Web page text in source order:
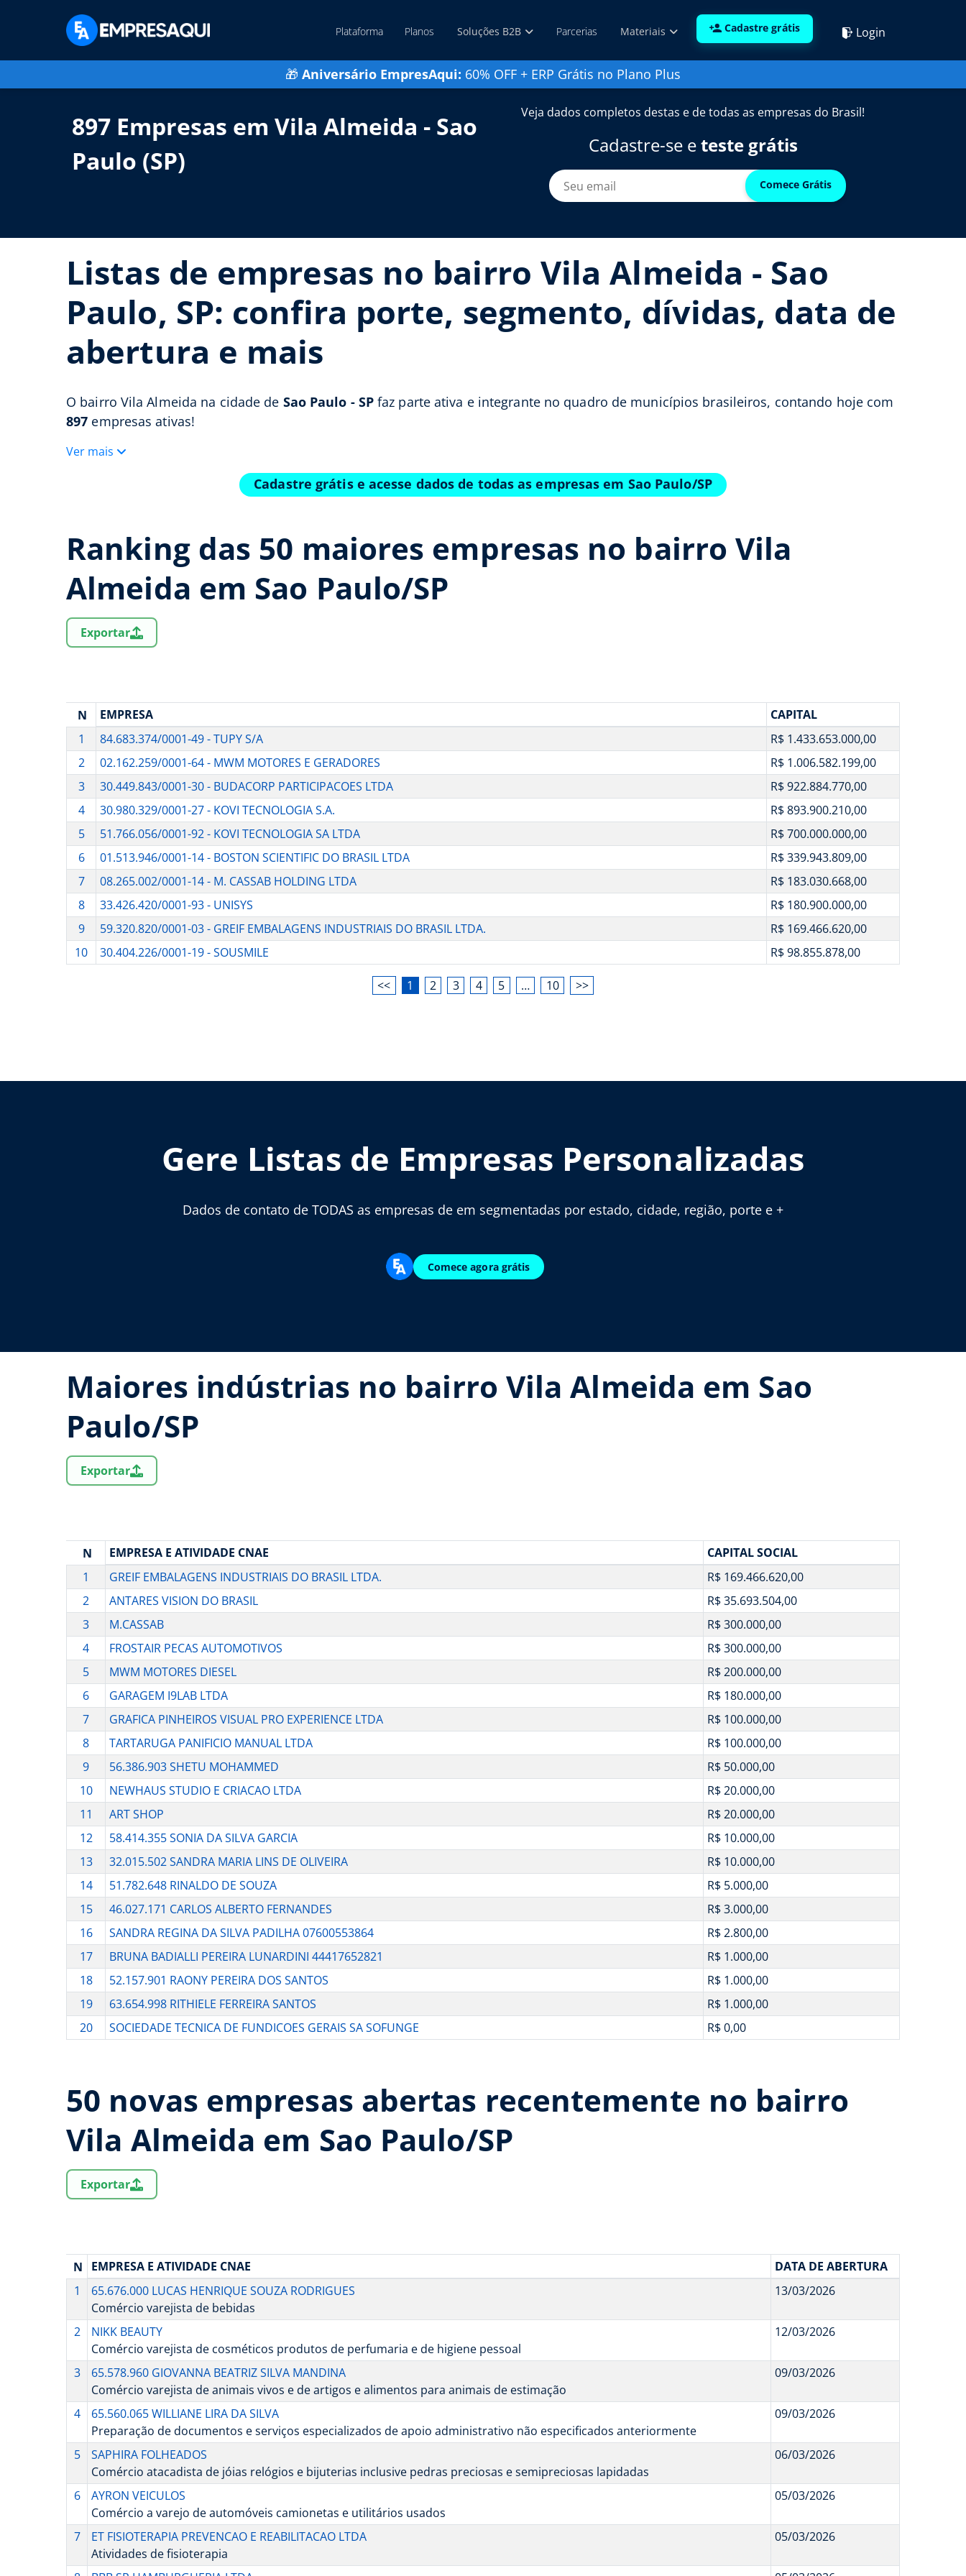
Plataforma Planos Soluções B2B Parcerias Materiais Cadastre grátis Login
🎁 Aniversário EmpresAqui: 60% OFF + ERP Grátis no Plano Plus
897 Empresas em Vila Almeida - Sao
Paulo (SP)
Veja dados completos destas e de todas as empresas do Brasil!
Cadastre-se eteste grátis
Comece Grátis
Listas de empresas no bairro Vila Almeida - Sao
Paulo, SP: confira porte, segmento, dívidas, data de
abertura e mais
O bairro Vila Almeida na cidade de Sao Paulo - SPfaz parte ativa e integrante no quadro de municípios brasileiros, contando hoje com
897 empresas ativas!
Ver mais
Cadastre grátis e acesse dados de todas as empresas em Sao Paulo/SP
Ranking das 50 maiores empresas no bairro Vila
Almeida em Sao Paulo/SP
Exportar
N EMPRESA
CAPITAL
1
84.683.374/0001-49 - TUPY S/A
R$ 1.433.653.000,00
2
02.162.259/0001-64 - MWM MOTORES E GERADORES
R$ 1.006.582.199,00
3
30.449.843/0001-30 - BUDACORP PARTICIPACOES LTDA
R$ 922.884.770,00
4
30.980.329/0001-27 - KOVI TECNOLOGIA S.A.
R$ 893.900.210,00
5
51.766.056/0001-92 - KOVI TECNOLOGIA SA LTDA
R$ 700.000.000,00
6
01.513.946/0001-14 - BOSTON SCIENTIFIC DO BRASIL LTDA
R$ 339.943.809,00
7
08.265.002/0001-14 - M. CASSAB HOLDING LTDA
R$ 183.030.668,00
8
33.426.420/0001-93 - UNISYS
R$ 180.900.000,00
9
59.320.820/0001-03 - GREIF EMBALAGENS INDUSTRIAIS DO BRASIL LTDA.
R$ 169.466.620,00
10
30.404.226/0001-19 - SOUSMILE R$ 98.855.878,00
<< 1 2 3 4 5 … 10 >>
Gere Listas de Empresas Personalizadas
Dados de contato de TODAS as empresas de em segmentadas por estado, cidade, região, porte e +
Comece agora grátis
Maiores indústrias no bairro Vila Almeida em Sao
Paulo/SP
Exportar
N EMPRESA E ATIVIDADE CNAE
CAPITAL SOCIAL
1
GREIF EMBALAGENS INDUSTRIAIS DO BRASIL LTDA.
R$ 169.466.620,00
2
ANTARES VISION DO BRASIL
R$ 35.693.504,00
3
M.CASSAB
R$ 300.000,00
4
FROSTAIR PECAS AUTOMOTIVOS
R$ 300.000,00
5
MWM MOTORES DIESEL
R$ 200.000,00
6
GARAGEM I9LAB LTDA
R$ 180.000,00
7
GRAFICA PINHEIROS VISUAL PRO EXPERIENCE LTDA
R$ 100.000,00
8
TARTARUGA PANIFICIO MANUAL LTDA
R$ 100.000,00
9
56.386.903 SHETU MOHAMMED
R$ 50.000,00
10
NEWHAUS STUDIO E CRIACAO LTDA
R$ 20.000,00
11
ART SHOP
R$ 20.000,00
12
58.414.355 SONIA DA SILVA GARCIA
R$ 10.000,00
13
32.015.502 SANDRA MARIA LINS DE OLIVEIRA
R$ 10.000,00
14
51.782.648 RINALDO DE SOUZA
R$ 5.000,00
15
46.027.171 CARLOS ALBERTO FERNANDES
R$ 3.000,00
16
SANDRA REGINA DA SILVA PADILHA 07600553864
R$ 2.800,00
17
BRUNA BADIALLI PEREIRA LUNARDINI 44417652821
R$ 1.000,00
18
52.157.901 RAONY PEREIRA DOS SANTOS
R$ 1.000,00
19
63.654.998 RITHIELE FERREIRA SANTOS
R$ 1.000,00
20
SOCIEDADE TECNICA DE FUNDICOES GERAIS SA SOFUNGE R$ 0,00
50 novas empresas abertas recentemente no bairro
Vila Almeida em Sao Paulo/SP
Exportar
N EMPRESA E ATIVIDADE CNAE
DATA DE ABERTURA
1
65.676.000 LUCAS HENRIQUE SOUZA RODRIGUES
Comércio varejista de bebidas
13/03/2026
2
NIKK BEAUTY
Comércio varejista de cosméticos produtos de perfumaria e de higiene pessoal
12/03/2026
3
65.578.960 GIOVANNA BEATRIZ SILVA MANDINA
Comércio varejista de animais vivos e de artigos e alimentos para animais de estimação
09/03/2026
4
65.560.065 WILLIANE LIRA DA SILVA
Preparação de documentos e serviços especializados de apoio administrativo não especificados anteriormente
09/03/2026
5
SAPHIRA FOLHEADOS
Comércio atacadista de jóias relógios e bijuterias inclusive pedras preciosas e semipreciosas lapidadas
06/03/2026
6
AYRON VEICULOS
Comércio a varejo de automóveis camionetas e utilitários usados
05/03/2026
7
ET FISIOTERAPIA PREVENCAO E REABILITACAO LTDA
Atividades de fisioterapia
05/03/2026